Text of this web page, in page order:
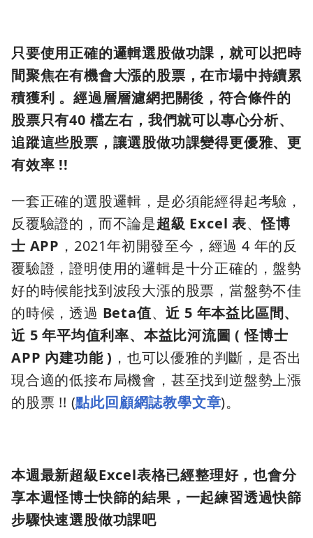
只要使用正確的邏輯選股做功課，就可以把時
間聚焦在有機會大漲的股票，在市場中持續累
積獲利 。經過層層濾網把關後，符合條件的
股票只有40 檔左右，我們就可以專心分析、
追蹤這些股票，讓選股做功課變得更優雅、更
有效率 !!
一套正確的選股邏輯，是必須能經得起考驗，
反覆驗證的，而不論是超級 Excel 表、怪博
士 APP ，2021年初開發至今，經過 4 年的反
覆驗證，證明使用的邏輯是十分正確的，盤勢
好的時候能找到波段大漲的股票，當盤勢不佳
的時候，透過 Beta值、近 5 年本益比區間、
近 5 年平均值利率、本益比河流圖 ( 怪博士
APP 內建功能 ) ，也可以優雅的判斷，是否出
現合適的低接布局機會，甚至找到逆盤勢上漲
的股票 !! (點此回顧網誌教學文章)。
本週最新超級Excel表格已經整理好，也會分
享本週怪博士快篩的結果，一起練習透過快篩
步驟快速選股做功課吧